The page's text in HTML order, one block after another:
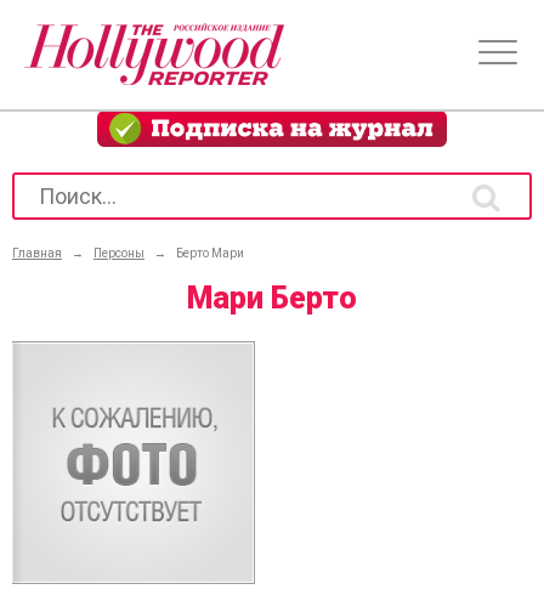
Главная → Персоны → Берто Мари
Мари Берто